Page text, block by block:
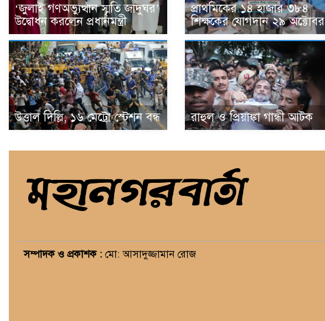
‘জুলাই গণঅভ্যুত্থান স্মৃতি জাদুঘর’
উদ্বোধন করলেন প্রধানমন্ত্রী
প্রাথমিকের ১৪ হাজার ৩৮৪
শিক্ষকের যোগদান ২৯ অক্টোবর
উত্তাল দিল্লি, ১৬ মেট্রো স্টেশন বন্ধ রাহুল ও প্রিয়াঙ্কা গান্ধী আটক
সম্পাদক ও প্রকাশক : মো: আসাদুজ্জামান রোজ